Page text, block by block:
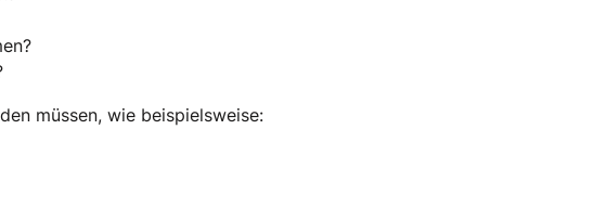
müssen, wie beispielsweise: